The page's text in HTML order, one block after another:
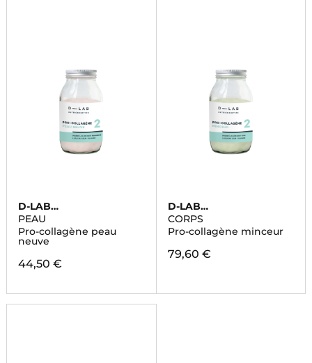
D-LAB
NUTRICOSMETICS
PEAU
Pro-collagène peau
neuve
44,50 €
D-LAB
NUTRICOSMETICS
CORPS
Pro-collagène minceur
79,60 €